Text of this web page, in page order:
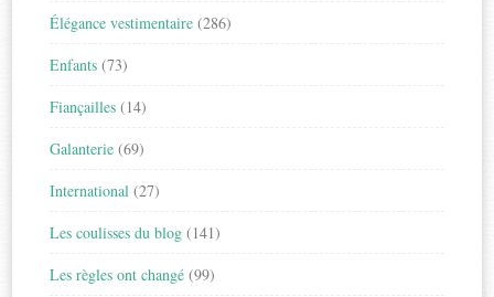
Élégance vestimentaire (286)
Enfants (73)
Fiançailles (14)
Galanterie (69)
International (27)
Les coulisses du blog (141)
Les règles ont changé (99)